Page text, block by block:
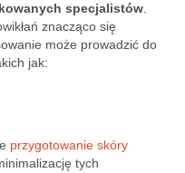
specjalistów
znacząco się
może prowadzić do
jak:
przygotowanie skóry
tych